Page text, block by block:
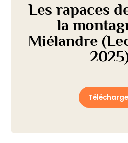
Les rapaces
la
Miélandre